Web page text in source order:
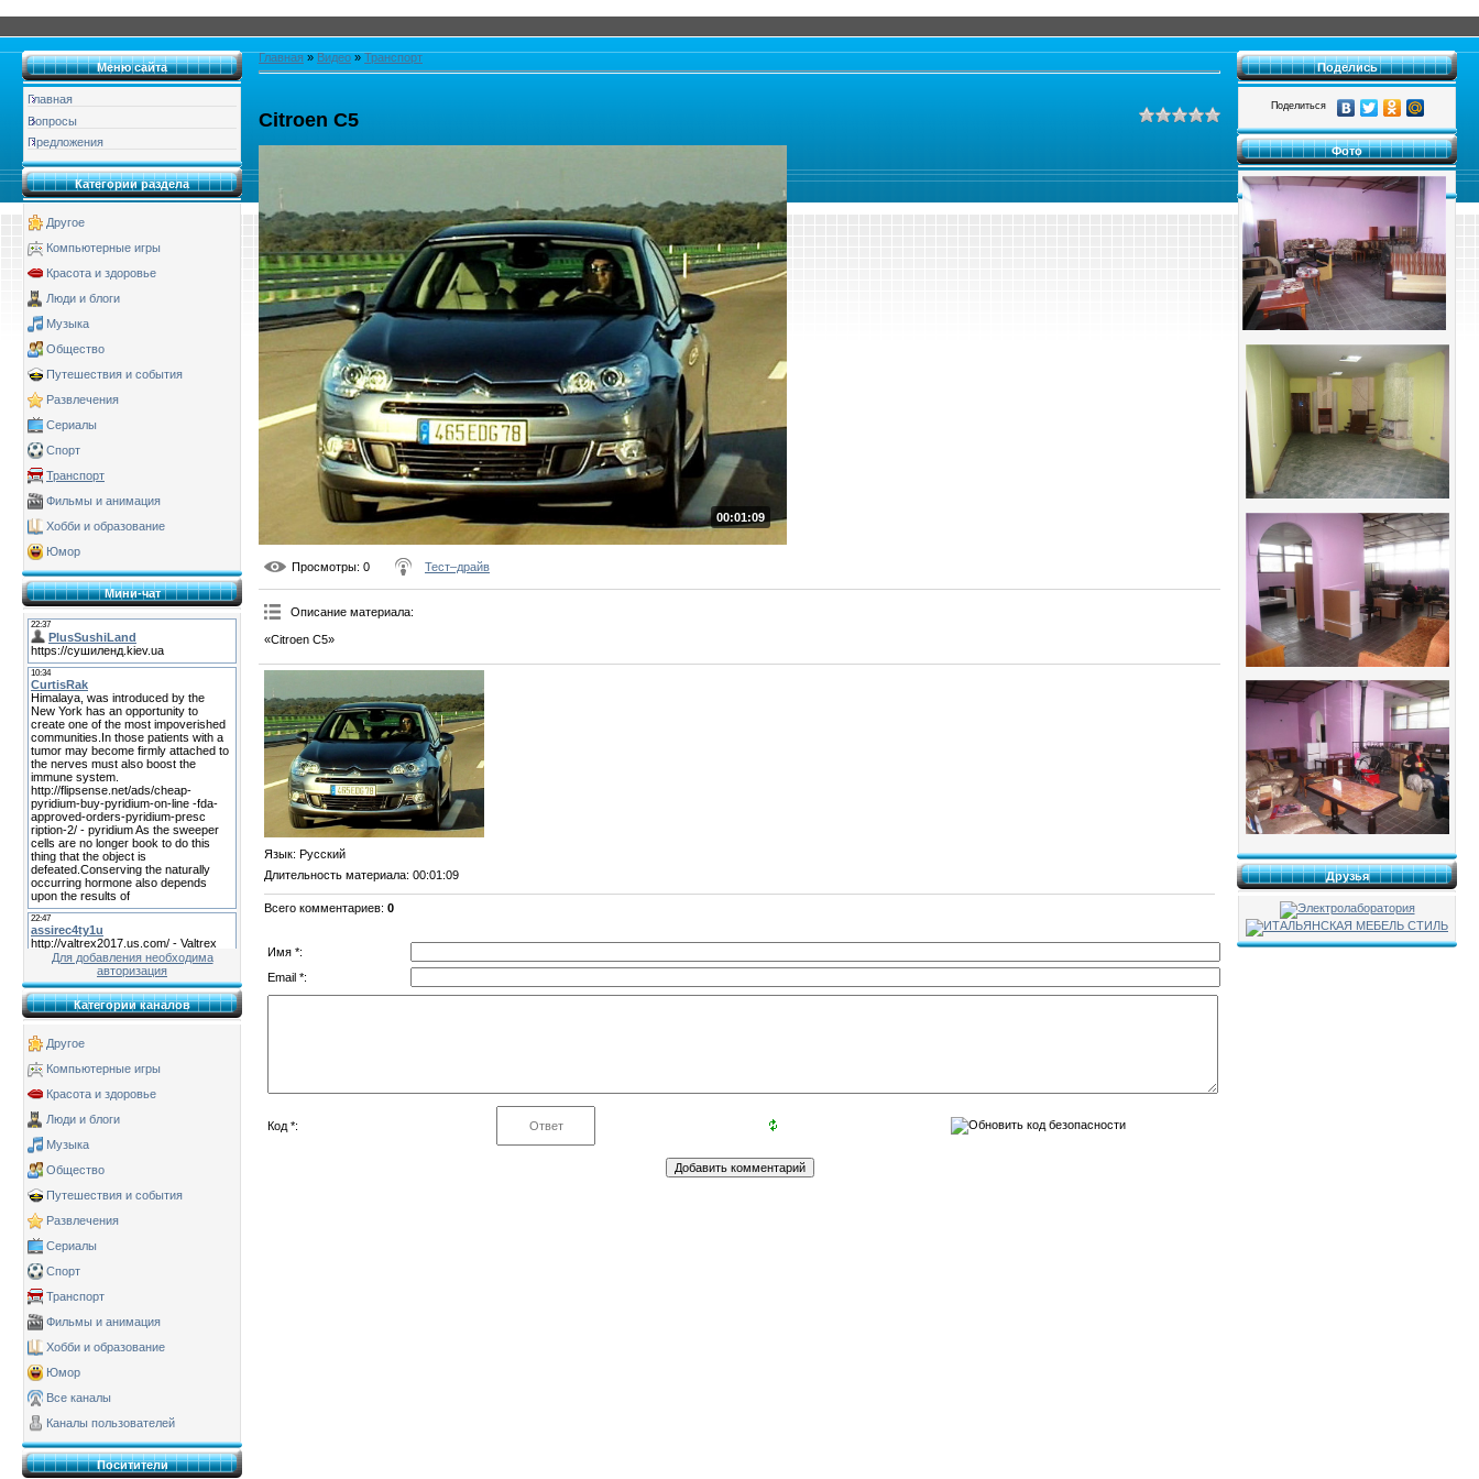
Меню сайта
Главная
Вопросы
Предложения
Категории раздела
Другое
Компьютерные игры
Красота и здоровье
Люди и блоги
Музыка
Общество
Путешествия и события
Развлечения
Сериалы
Спорт
Транспорт
Фильмы и анимация
Хобби и образование
Юмор
Мини-чат
Для добавления необходима
авторизация
Категории каналов
Другое
Компьютерные игры
Красота и здоровье
Люди и блоги
Музыка
Общество
Путешествия и события
Развлечения
Сериалы
Спорт
Транспорт
Фильмы и анимация
Хобби и образование
Юмор
Все каналы
Каналы пользователей
Поситители
Главная » Видео » Транспорт
Citroen C5
00:01:09
Просмотры: 0 Тест–драйв
Описание материала:
«Citroen C5»
Язык: Русский
Длительность материала: 00:01:09
Всего комментариев: 0
Имя *:
Email *:
Код *:
Поделись
Поделиться
Фото
Друзья